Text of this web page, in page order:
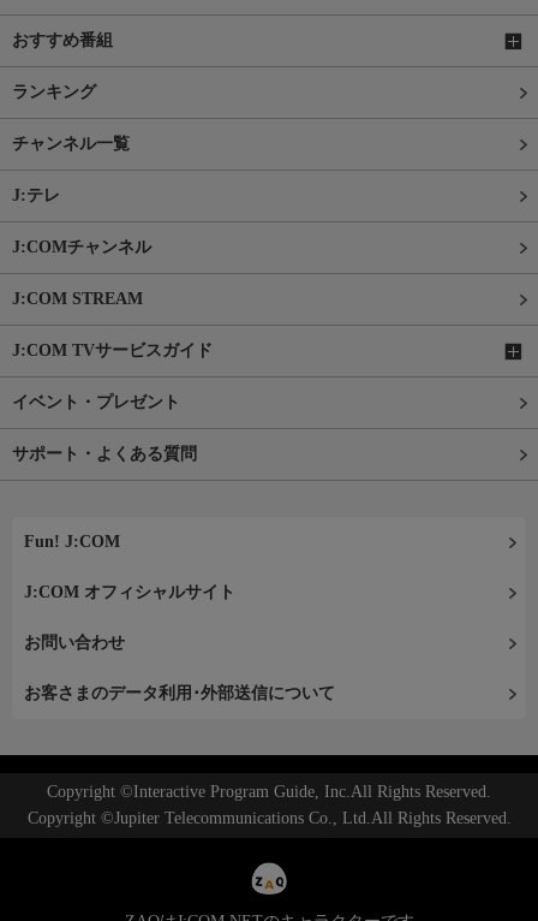
おすすめ番組
ランキング
チャンネル一覧
J:テレ
J:COMチャンネル
J:COM STREAM
J:COM TVサービスガイド
イベント・プレゼント
サポート・よくある質問
Fun! J:COM
J:COM オフィシャルサイト
お問い合わせ
お客さまのデータ利用･外部送信について
Copyright ©Interactive Program Guide, Inc.All Rights Reserved.
Copyright ©Jupiter Telecommunications Co., Ltd.All Rights Reserved.